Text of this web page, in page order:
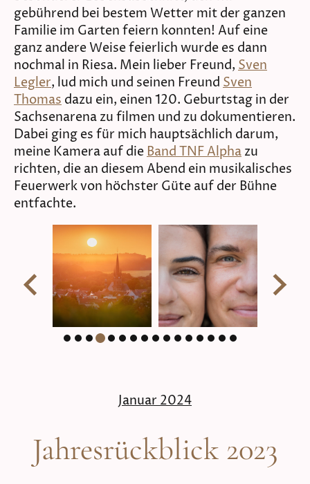
gebührend bei bestem Wetter mit der ganzen
Familie im Garten feiern konnten! Auf eine
ganz andere Weise feierlich wurde es dann
nochmal in Riesa. Mein lieber Freund, Sven
Legler, lud mich und seinen Freund Sven
Thomas dazu ein, einen 120. Geburtstag in der
Sachsenarena zu filmen und zu dokumentieren.
Dabei ging es für mich hauptsächlich darum,
meine Kamera auf dieBand TNF Alpha zu
richten, die an diesem Abend ein musikalisches
Feuerwerk von höchster Güte auf der Bühne
entfachte.
Januar 2024
Jahresrückblick 2023